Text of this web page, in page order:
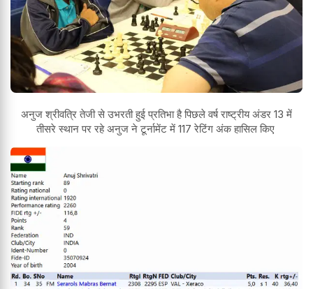
अनुज श्रीवत्रि तेजी से उभरती हुई प्रतिभा है पिछले वर्ष राष्ट्रीय अंडर 13 में
तीसरे स्थान पर रहे अनुज ने टूर्नामेंट में 117 रेटिंग अंक हासिल किए